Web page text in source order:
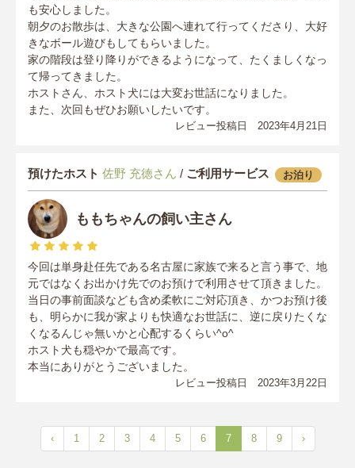
も安心しました。
朝夕のお散歩は、大きな公園へ連れて行ってくださり、大好
きなボール遊びもしてもらいました。
家の階段は登り降りができるようになって、たくましくなっ
て帰ってきました。
ホストさん、ホスト犬には大変お世話になりました。
また、次回もぜひお願いしたいです。
レビュー投稿日 2023年4月21日
預けたホスト 佐野 充徳さん / ご利用サービス お泊り
ももちゃんの飼い主さん
今回は単身赴任先である名古屋に家族で来ると言う事で、地
元ではなくお出かけ先でのお預けで利用させて頂きました。
当日の事前面談なども含め柔軟にご対応頂き、かつお預け後
も、明らかに我が家よりも快適なお世話に、逆に戻りたくな
くなるんじゃ無いかと心配するくらい^o^
ホスト犬も穏やかで最高です。
本当にありがとうございました。
レビュー投稿日 2023年3月22日
‹ 1 2 3 4 5 6 7 8 9 ›